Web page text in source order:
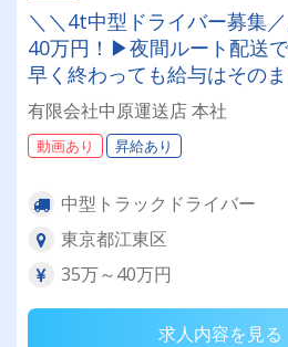
＼＼4t中型ドライバー募集
40万円！▶夜間ルート配送
早く終わっても給与はそのま
有限会社中原運送店 本社
動画あり 昇給あり
中型トラックドライバー
東京都江東区
35万～40万円
求人内容を見る